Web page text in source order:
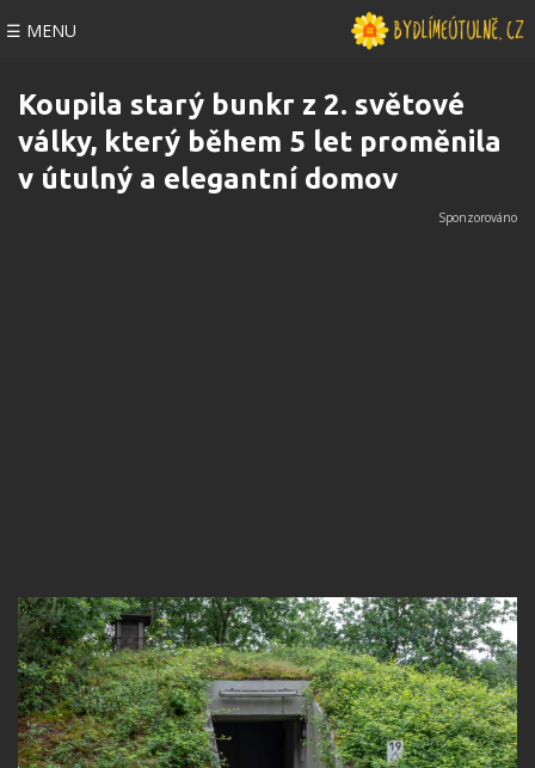
☰ MENU
Koupila starý bunkr z 2. světové
války, který během 5 let proměnila
v útulný a elegantní domov